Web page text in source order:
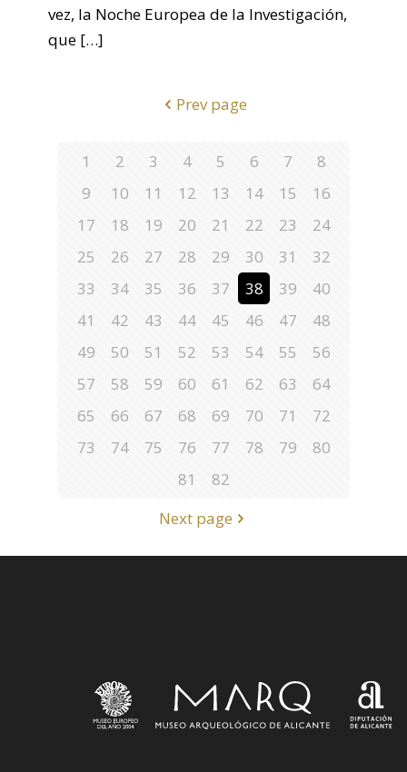
vez, la Noche Europea de la Investigación,
que […]
Prev page
1 2 3 4 5 6 7
8
9
10 11 12 13 14 15
16
17
18 19 20 21 22 23
24
25
26 27 28 29 30 31
32
33
34 35 36 37 38 39
40
41
42 43 44 45 46 47
48
49
50 51 52 53 54 55
56
57
58 59 60 61 62 63
64
65
66 67 68 69 70 71
72
73
74 75 76 77 78 79
80
81
82
Next page